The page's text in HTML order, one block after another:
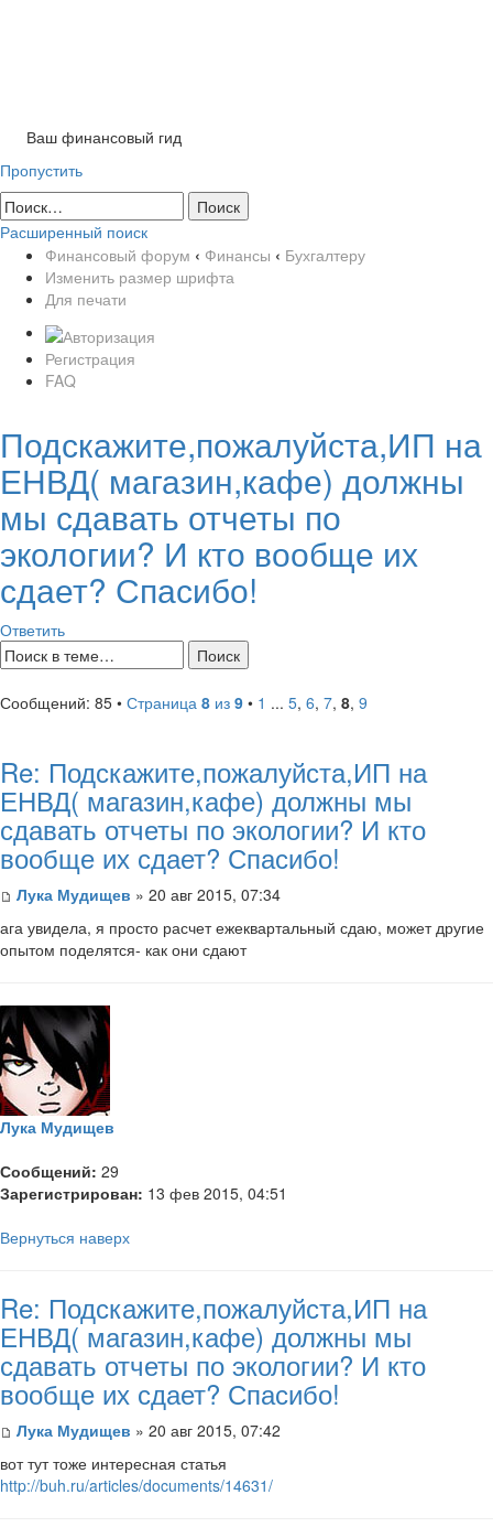
Ваш финансовый гид
Пропустить
Расширенный поиск
Финансовый форум ‹ Финансы ‹ Бухгалтеру
Изменить размер шрифта
Для печати
Регистрация
FAQ
Подскажите,пожалуйста,ИП на
ЕНВД( магазин,кафе) должны
мы сдавать отчеты по
экологии? И кто вообще их
сдает? Спасибо!
Ответить
Сообщений: 85 • Страница 8 из 9 • 1 ... 5, 6, 7, 8, 9
Re: Подскажите,пожалуйста,ИП на
ЕНВД( магазин,кафе) должны мы
сдавать отчеты по экологии? И кто
вообще их сдает? Спасибо!
Лука Мудищев » 20 авг 2015, 07:34
ага увидела, я просто расчет ежеквартальный сдаю, может другие
опытом поделятся- как они сдают
Лука Мудищев
Сообщений: 29
Зарегистрирован: 13 фев 2015, 04:51
Вернуться наверх
Re: Подскажите,пожалуйста,ИП на
ЕНВД( магазин,кафе) должны мы
сдавать отчеты по экологии? И кто
вообще их сдает? Спасибо!
Лука Мудищев » 20 авг 2015, 07:42
вот тут тоже интересная статья
http://buh.ru/articles/documents/14631/